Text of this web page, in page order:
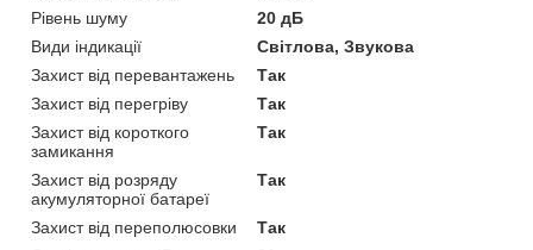
Рівень шуму
20 дБ
Види індикації
Світлова, Звукова
Захист від перевантажень
Так
Захист від перегріву
Так
Захист від короткого
замикання
Так
Захист від розряду
акумуляторної батареї
Так
Захист від переполюсовки
Так